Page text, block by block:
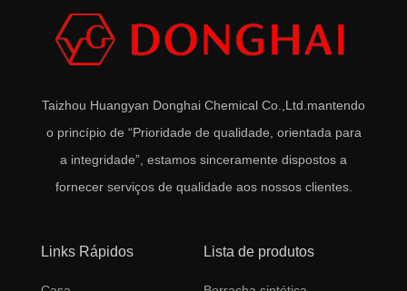
Taizhou Huangyan Donghai Chemical Co.,Ltd. mantendo
o princípio de “Prioridade de qualidade, orientada para
a integridade”, estamos sinceramente dispostos a
fornecer serviços de qualidade aos nossos clientes.
Links Rápidos Lista de produtos